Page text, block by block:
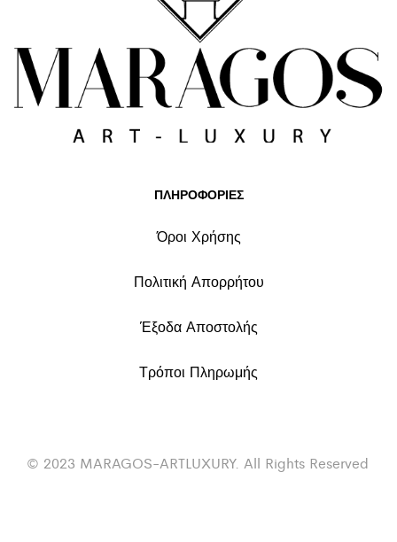
ΠΛΗΡΟΦΟΡΙΕΣ
Όροι Χρήσης
Πολιτική Απορρήτου
Έξοδα Αποστολής
Τρόποι Πληρωμής
© 2023 MARAGOS-ARTLUXURY. All Rights Reserved